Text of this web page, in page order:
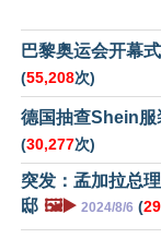
巴黎奥运会开幕
(55,208次)
德国抽查Shein服
(30,277次)
突发：孟加拉总
邸 🖼️▶️ 2024/8/6 (